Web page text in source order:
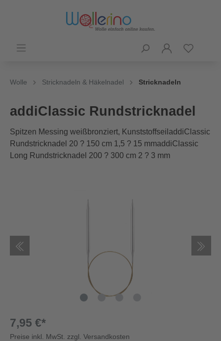
Wolle Stricknadeln & Häkelnadel Stricknadeln
addiClassic Rundstricknadel
Spitzen Messing weißbronziert, KunststoffseiladdiClassic
Rundstricknadel 20 ? 150 cm 1,5 ? 15 mmaddiClassic
Long Rundstricknadel 200 ? 300 cm 2 ? 3 mm
7,95 €*
Preise inkl. MwSt. zzgl. Versandkosten